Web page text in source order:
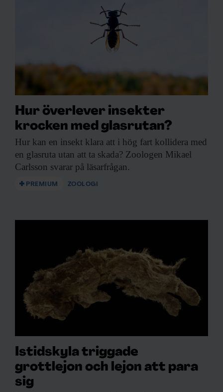
Hur överlever insekter
krocken med glasrutan?
Hur kan en insekt klara att i hög fart kollidera med
en glasruta utan att ta skada? Zoologen Mikael
Carlsson svarar på läsarfrågan.
PREMIUM ZOOLOGI
Istidskyla triggade
grottlejon och lejon att para
sig